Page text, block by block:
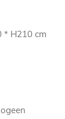
* H210 cm